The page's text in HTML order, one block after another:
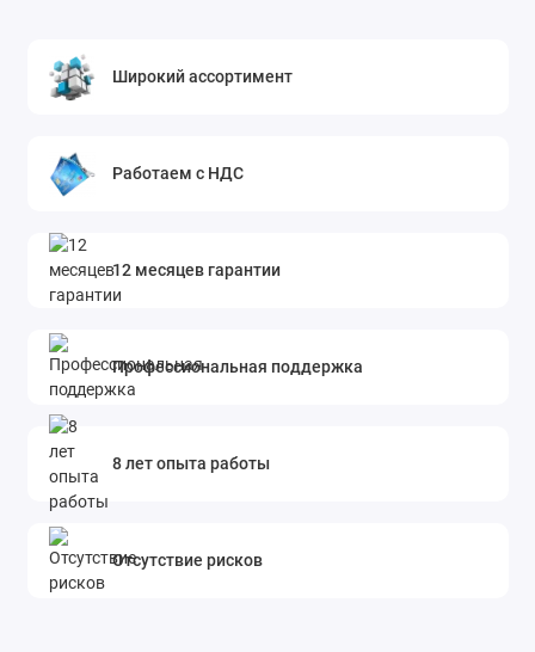
Широкий ассортимент
Работаем с НДС
12 месяцев гарантии
Профессиональная поддержка
8 лет опыта работы
Отсутствие рисков